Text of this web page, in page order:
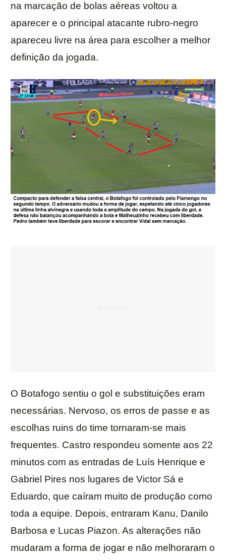
na marcação de bolas aéreas voltou a
aparecer e o principal atacante rubro-negro
apareceu livre na área para escolher a melhor
definição da jogada.
O Botafogo sentiu o gol e substituições eram
necessárias. Nervoso, os erros de passe e as
escolhas ruins do time tornaram-se mais
frequentes. Castro respondeu somente aos 22
minutos com as entradas de Luís Henrique e
Gabriel Pires nos lugares de Victor Sá e
Eduardo, que caíram muito de produção como
toda a equipe. Depois, entraram Kanu, Danilo
Barbosa e Lucas Piazon. As alterações não
mudaram a forma de jogar e não melhoraram o